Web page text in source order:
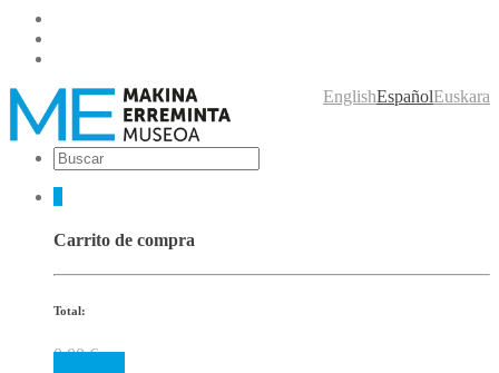
Euskara
Español
English
Carrito de compra
Total:
0.00€